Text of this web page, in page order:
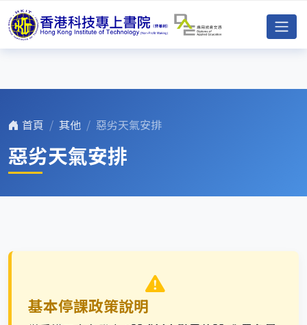
首頁 其他 惡劣天氣安排
惡劣天氣安排
基本停課政策說明